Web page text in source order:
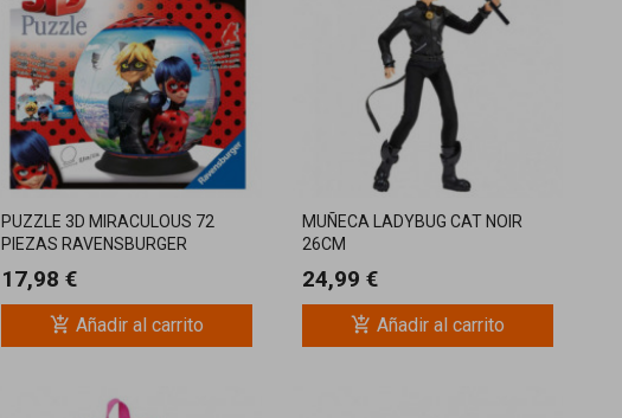
PUZZLE 3D MIRACULOUS 72
PIEZAS RAVENSBURGER
17,98 €
add_shopping_cart Añadir al carrito
MUÑECA LADYBUG CAT NOIR
26CM
24,99 €
add_shopping_cart Añadir al carrito